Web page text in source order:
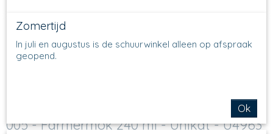
005 - Farmermok 240 ml - Unikat - U4963
Zomertijd
In juli en augustus is de schuurwinkel alleen op afspraak
geopend.
Ok